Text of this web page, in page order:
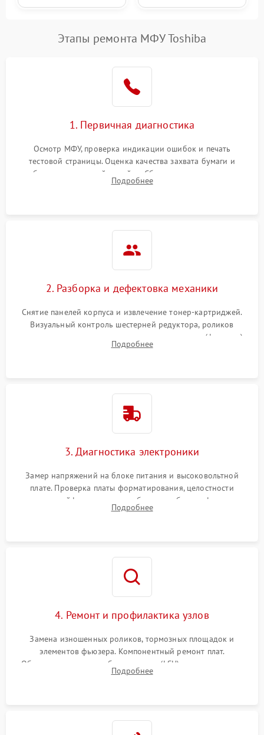
Этапы ремонта МФУ Toshiba
1. Первичная диагностика
Осмотр МФУ, проверка индикации ошибок и печать
тестовой страницы. Оценка качества захвата бумаги и
работы сканирующей линейки. Сбор данных о замятиях,
дефектах изображения или посторонних шумах при работе.
Подробнее
2. Разборка и дефектовка механики
Снятие панелей корпуса и извлечение тонер-картриджей.
Визуальный контроль шестерней редуктора, роликов
захвата, термопленки и прижимного вала в печи (фьюзере).
Проверка оптики сканера на загрязнения.
Подробнее
3. Диагностика электроники
Замер напряжений на блоке питания и высоковольтной
плате. Проверка платы форматирования, целостности
плоских шлейфов сканера и работоспособности флажков и
оптопар (датчиков прохождения бумаги).
Подробнее
4. Ремонт и профилактика узлов
Замена изношенных роликов, тормозных площадок и
элементов фьюзера. Компонентный ремонт плат.
Обязательная очистка блока лазера (LSU), зеркал и тракта
печати от просыпанного тонера и бумажной пыли.
Подробнее